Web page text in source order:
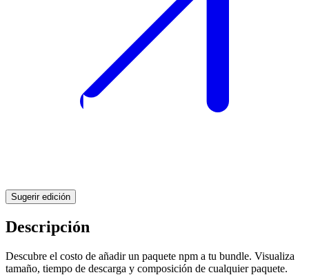
Sugerir edición
Descripción
Descubre el costo de añadir un paquete npm a tu bundle. Visualiza
tamaño, tiempo de descarga y composición de cualquier paquete.